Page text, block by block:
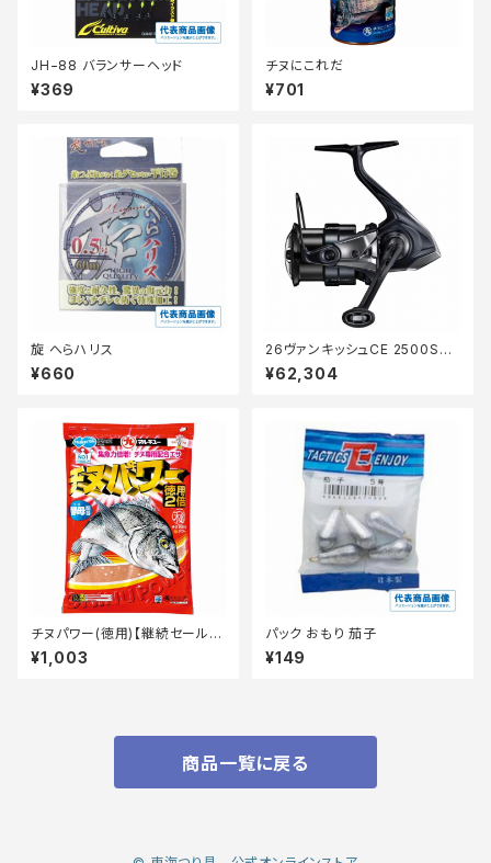
JH−88 バランサーヘッド
¥369
チヌにこれだ
¥701
旋 へらハリス
¥660
26ヴァンキッシュCE 2500SH
G
¥62,304
チヌパワー(徳用)【継続セール_
エサ】
¥1,003
パック おもり 茄子
¥149
商品一覧に戻る